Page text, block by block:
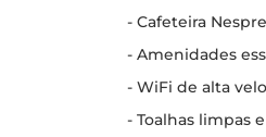
- Cafeteira
- Amenidades
- WiFi de alta
- Toalhas limpas